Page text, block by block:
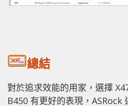
總結
對於追求效能的用家，選擇
B450 有更好的表現，ASRock